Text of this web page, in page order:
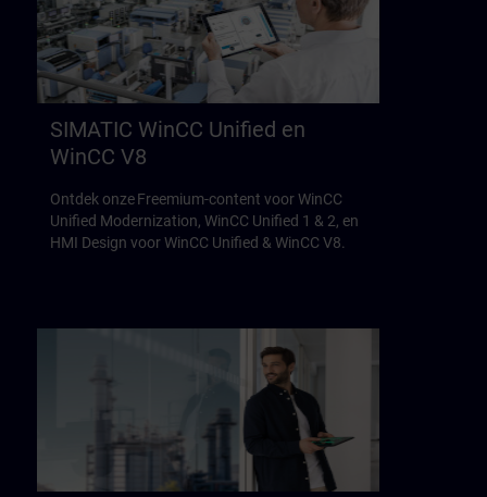
SIMATIC WinCC Unified en
WinCC V8
Ontdek onze Freemium-content voor WinCC
Unified Modernization, WinCC Unified 1 & 2, en
HMI Design voor WinCC Unified & WinCC V8.